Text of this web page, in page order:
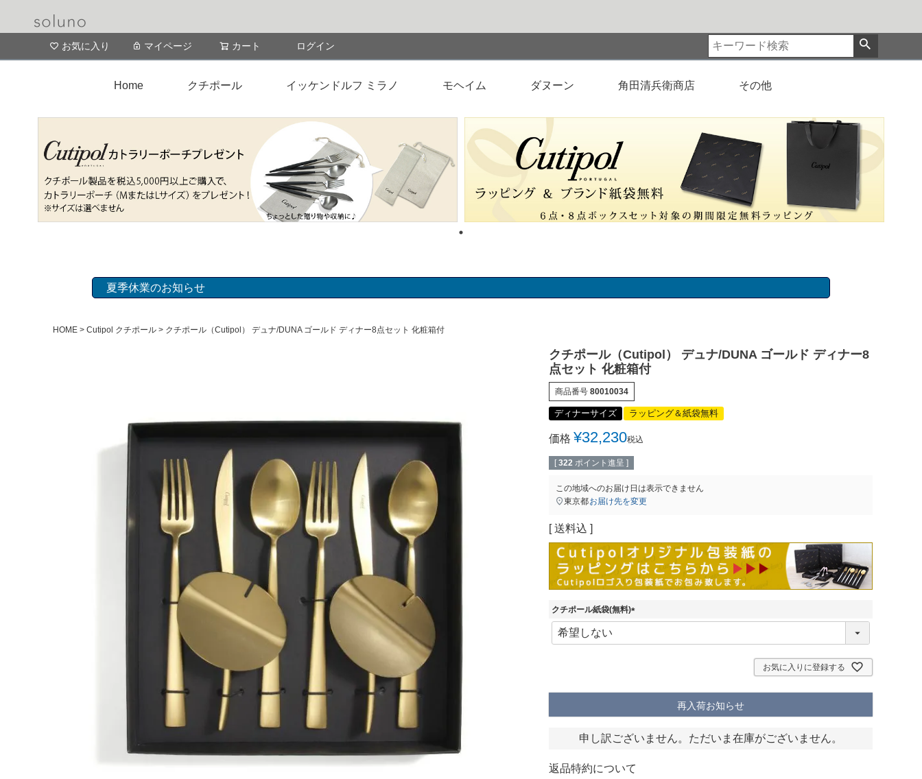
お気に入り マイページ カート ログイン
Home クチポール イッケンドルフ ミラノ モヘイム ダヌーン 角田清兵衛商店 その他
夏季休業のお知らせ
HOME Cutipol クチポール クチポール（Cutipol） デュナ/DUNA ゴールド ディナー8点セット 化粧箱付
クチポール（Cutipol） デュナ/DUNA ゴールド ディナー8
点セット 化粧箱付
商品番号 80010034
ディナーサイズ ラッピング＆紙袋無料
価格 ¥32,230税込
[ 322 ポイント進呈 ]
この地域へのお届け日は表示できません
東京都お届け先を変更
送料込
クチポール紙袋(無料)
(
お気に入りに登録する
再入荷お知らせ
申し訳ございません。ただいま在庫がございません。
返品特約について